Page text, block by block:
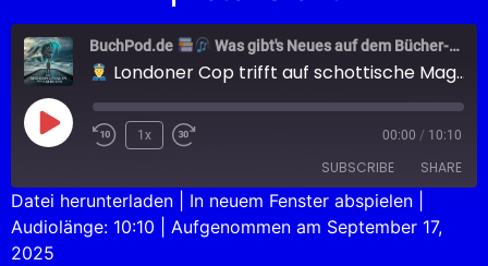
BuchPod.de Was gibt's Neues auf dem Bücher-Markt?
Londoner Cop trifft auf schottische Magie
1x 00:00 / 10:10
SUBSCRIBE SHARE
Apple Podcasts Podcast.de
SHARE
Datei herunterladen In neuem Fenster abspielen
Audiolänge: 10:10
Aufgenommen am September 17,
2025